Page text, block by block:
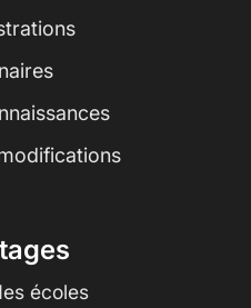
écoles